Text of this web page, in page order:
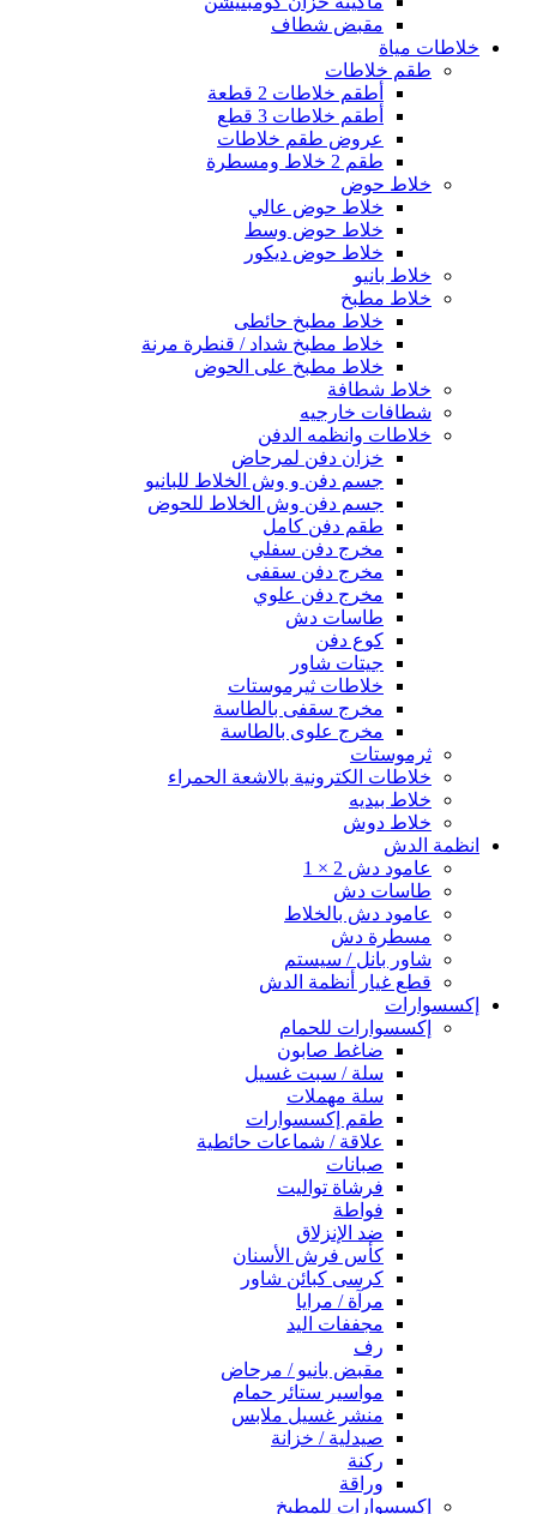
مقبض شطاف
خلاطات مياة
طقم خلاطات
أطقم خلاطات 2 قطعة
أطقم خلاطات 3 قطع
عروض طقم خلاطات
طقم 2 خلاط ومسطرة
خلاط حوض
خلاط حوض عالي
خلاط حوض وسط
خلاط حوض ديكور
خلاط بانيو
خلاط مطبخ
خلاط مطبخ حائطى
خلاط مطبخ شداد / قنطرة مرنة
خلاط مطبخ على الحوض
خلاط شطافة
شطافات خارجيه
خلاطات وانظمه الدفن
خزان دفن لمرحاض
جسم دفن و وش الخلاط للبانيو
جسم دفن وش الخلاط للحوض
طقم دفن كامل
مخرج دفن سفلي
مخرج دفن سقفى
مخرج دفن علوي
طاسات دش
كوع دفن
جيتات شاور
خلاطات ثيرموستات
مخرج سقفى بالطاسة
مخرج علوى بالطاسة
ثرموستات
خلاطات الكترونية بالاشعة الحمراء
خلاط بيديه
خلاط دوش
انظمة الدش
عامود دش 2 × 1
طاسات دش
عامود دش بالخلاط
مسطرة دش
شاور بانل / سيستم
قطع غيار أنظمة الدش
إكسسوارات
إكسسوارات للحمام
ضاغط صابون
سلة / سبت غسيل
سلة مهملات
طقم إكسسوارات
علاقة / شماعات حائطية
صبانات
فرشاة تواليت
فواطة
ضد الإنزلاق
كأس فرش الأسنان
كرسى كبائن شاور
مرآة / مرايا
مجففات اليد
رف
مقبض بانيو / مرحاض
مواسير ستائر حمام
منشر غسيل ملابس
صيدلية / خزانة
ركنة
وراقة
إكسسوارات للمطبخ